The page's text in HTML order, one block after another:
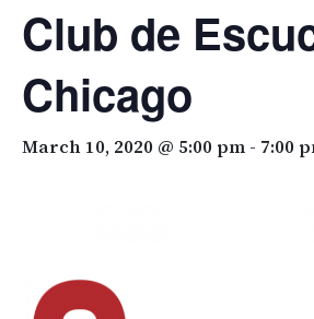
Club de
Chicago
March 10, 2020 @ 5:00 pm - 7:00